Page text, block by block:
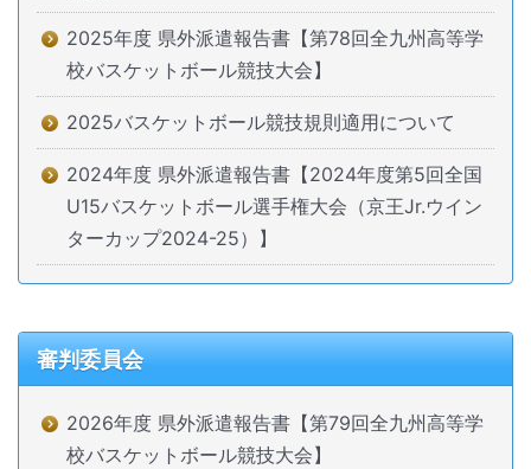
2025年度 県外派遣報告書【第78回全九州高等学
校バスケットボール競技大会】
2025バスケットボール競技規則適用について
2024年度 県外派遣報告書【2024年度第5回全国
U15バスケットボール選手権大会（京王Jr.ウイン
ターカップ2024-25）】
審判委員会
2026年度 県外派遣報告書【第79回全九州高等学
校バスケットボール競技大会】